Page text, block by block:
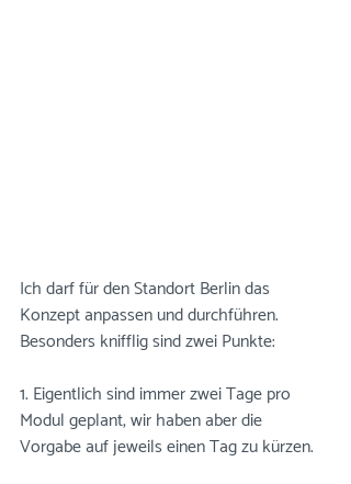
Ich darf für den Standort Berlin das
Konzept anpassen und durchführen.
Besonders knifflig sind zwei Punkte:
1. Eigentlich sind immer zwei Tage pro
Modul geplant, wir haben aber die
Vorgabe auf jeweils einen Tag zu kürzen.